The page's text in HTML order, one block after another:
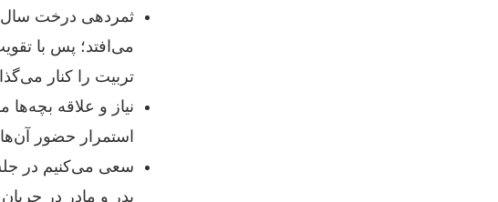
ثمردهی درخت
می‌افتد؛ پس با
تربیت را کنار
نیاز و علاقه
استمرار حضور
سعی می‌کنیم در
پدر و مادر در